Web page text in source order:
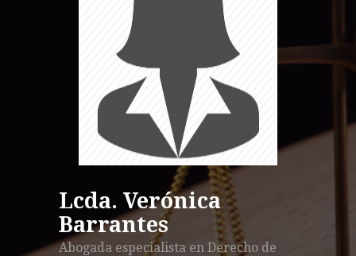
Lcda. Verónica
Barrantes
Abogada especialista en Derecho de